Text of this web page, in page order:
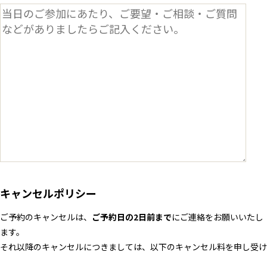
キャンセルポリシー
ご予約のキャンセルは、 ご予約日の2日前までにご連絡をお願いいたし
ます。
それ以降のキャンセルにつきましては、以下のキャンセル料を申し受け